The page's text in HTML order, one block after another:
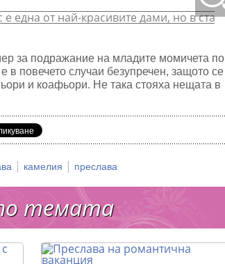
за подражание на младите момичета по
повечето случаи безупречен, защото се
и коафьори. Не така стояха нещата в
| камелия | преслава
темата